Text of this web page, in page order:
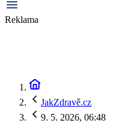
Reklama
JakZdravě.cz
9. 5. 2026, 06:48